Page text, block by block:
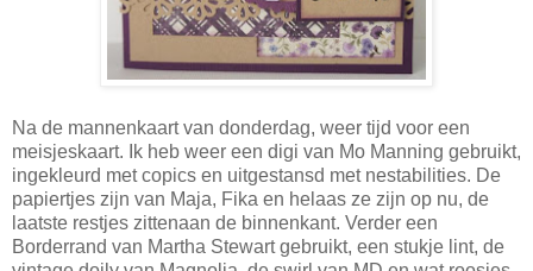
Na de mannenkaart van donderdag, weer tijd voor een
meisjeskaart. Ik heb weer een digi van Mo Manning gebruikt,
ingekleurd met copics en uitgestansd met nestabilities. De
papiertjes zijn van Maja, Fika en helaas ze zijn op nu, de
laatste restjes zittenaan de binnenkant. Verder een
Borderrand van Martha Stewart gebruikt, een stukje lint, de